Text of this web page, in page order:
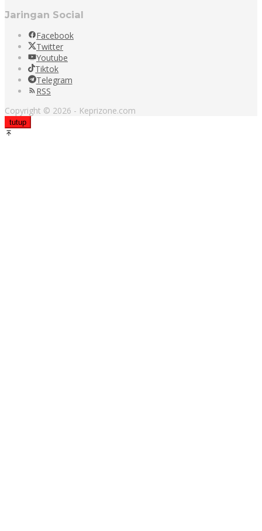
Jaringan Social
Facebook
Twitter
Youtube
Tiktok
Telegram
RSS
Copyright © 2026 - Keprizone.com
tutup